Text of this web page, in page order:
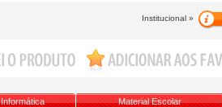
Institucional »
Informática Material Escolar